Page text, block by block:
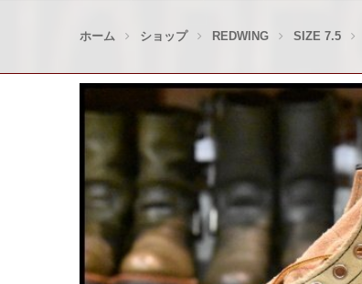
ホーム ショップ REDWING SIZE 7.5